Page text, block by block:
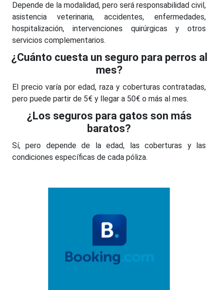
Depende de la modalidad, pero será responsabilidad civil,
asistencia veterinaria, accidentes, enfermedades,
hospitalización, intervenciones quirúrgicas y otros
servicios complementarios.
¿Cuánto cuesta un seguro para perros al
mes?
El precio varía por edad, raza y coberturas contratadas,
pero puede partir de 5€ y llegar a 50€ o más al mes.
¿Los seguros para gatos son más
baratos?
Sí, pero depende de la edad, las coberturas y las
condiciones específicas de cada póliza.